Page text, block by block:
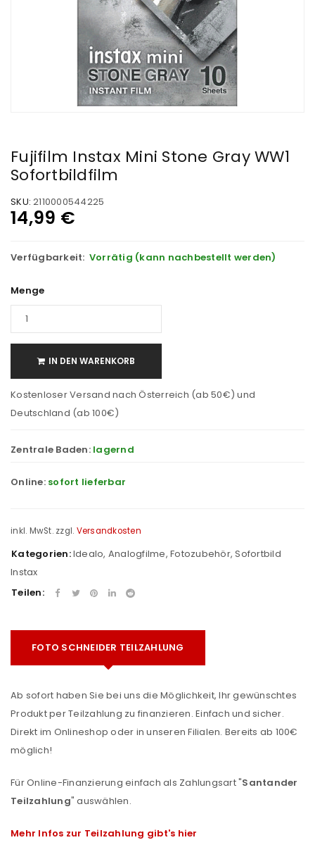
Fujifilm Instax Mini Stone Gray WW1
Sofortbildfilm
SKU: 2110000544225
14,99 €
Verfügbarkeit: Vorrätig (kann nachbestellt werden)
Menge
IN DEN WARENKORB
Kostenloser Versand nach Österreich (ab 50€) und
Deutschland (ab 100€)
Zentrale Baden: lagernd
Online: sofort lieferbar
inkl. MwSt. zzgl. Versandkosten
Kategorien:Idealo, Analogfilme, Fotozubehör,Sofortbild
Instax
Teilen:
FOTO SCHNEIDER TEILZAHLUNG
Ab sofort haben Sie bei uns die Möglichkeit, Ihr gewünschtes
Produkt per Teilzahlung zu finanzieren. Einfach und sicher.
Direkt im Onlineshop oder in unseren Filialen. Bereits ab 100€
möglich!
Für Online-Finanzierung einfach als Zahlungsart "Santander
Teilzahlung" auswählen.
Mehr Infos zur Teilzahlung gibt's hier